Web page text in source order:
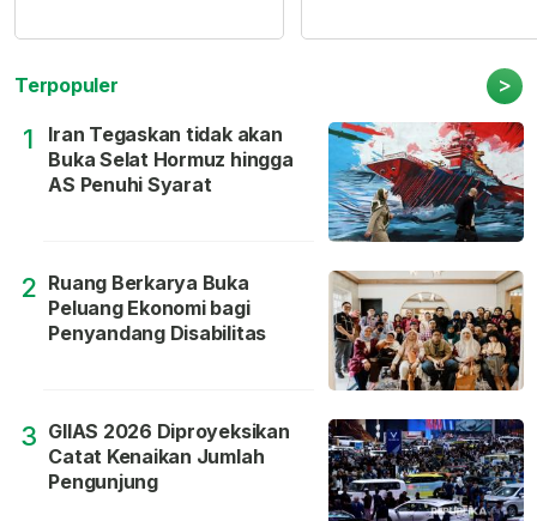
Terpopuler >
1
Iran Tegaskan tidak akan
Buka Selat Hormuz hingga
AS Penuhi Syarat
2 Ruang Berkarya Buka
Peluang Ekonomi bagi
Penyandang Disabilitas
3 GIIAS 2026 Diproyeksikan
Catat Kenaikan Jumlah
Pengunjung